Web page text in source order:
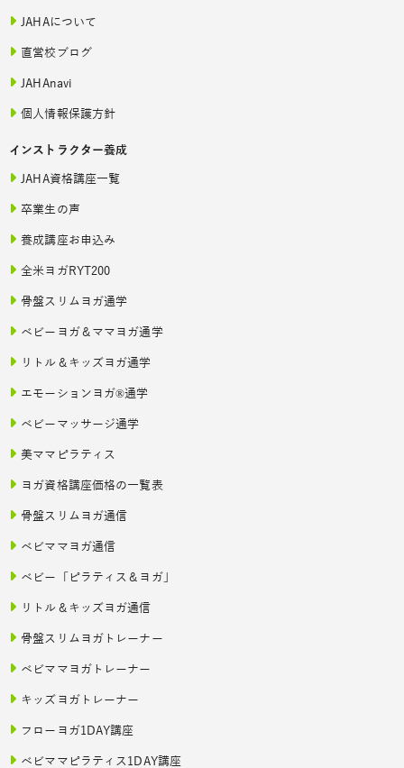
JAHAについて
直営校ブログ
JAHAnavi
個人情報保護方針
インストラクター養成
JAHA資格講座一覧
卒業生の声
養成講座お申込み
全米ヨガRYT200
骨盤スリムヨガ通学
ベビーヨガ＆ママヨガ通学
リトル＆キッズヨガ通学
エモーションヨガ®通学
ベビーマッサージ通学
美ママピラティス
ヨガ資格講座価格の一覧表
骨盤スリムヨガ通信
ベビママヨガ通信
ベビー「ピラティス＆ヨガ」
リトル＆キッズヨガ通信
骨盤スリムヨガトレーナー
ベビママヨガトレーナー
キッズヨガトレーナー
フローヨガ1DAY講座
ベビママピラティス1DAY講座